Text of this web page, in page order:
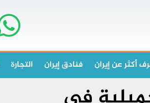
أكثر عن إيران فنادق إيران التجارة